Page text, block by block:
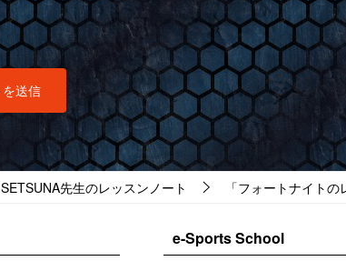
SETSUNA先生のレッスンノート 「フォートナイト
e-Sports School